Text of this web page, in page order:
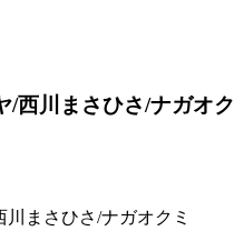
/西川まさひさ/ナガオク